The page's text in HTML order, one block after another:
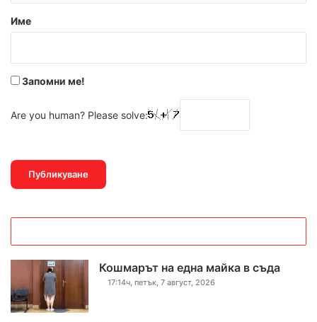
р
Име
Запомни ме!
Are you human? Please solve:
Кошмарът на една майка в съда
17:14ч, петък, 7 август, 2026